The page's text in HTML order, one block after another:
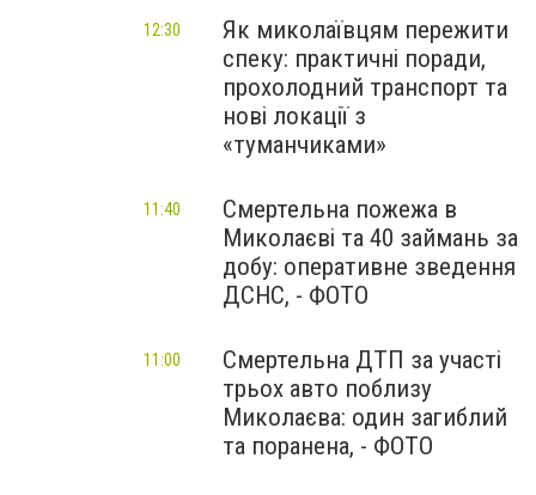
Як миколаївцям пережити
спеку: практичні поради,
прохолодний транспорт та
нові локації з
«туманчиками»
12:30
Смертельна пожежа в
Миколаєві та 40 займань за
добу: оперативне зведення
ДСНС, - ФОТО
11:40
Смертельна ДТП за участі
трьох авто поблизу
Миколаєва: один загиблий
та поранена, - ФОТО
11:00